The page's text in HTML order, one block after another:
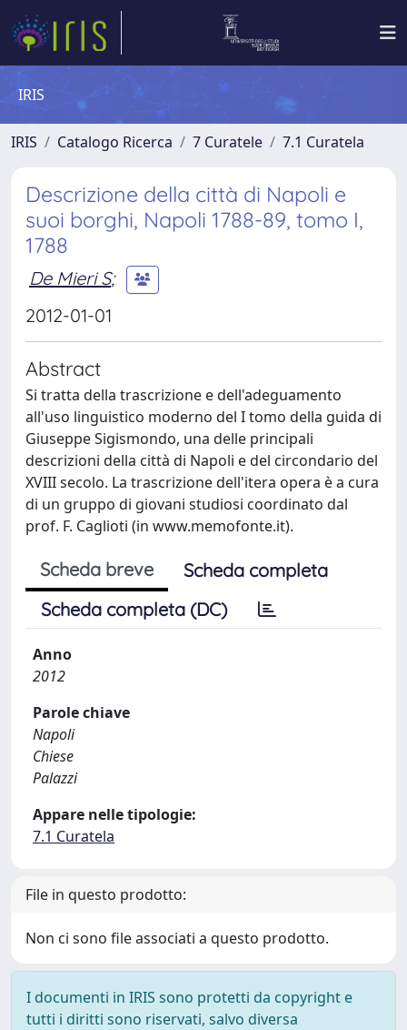
IRIS
IRIS Catalogo Ricerca 7 Curatele 7.1 Curatela
Descrizione della città di Napoli e
suoi borghi, Napoli 1788-89, tomo I,
1788
De Mieri S;
2012-01-01
Abstract
Si tratta della trascrizione e dell'adeguamento
all'uso linguistico moderno del I tomo della guida di
Giuseppe Sigismondo, una delle principali
descrizioni della città di Napoli e del circondario del
XVIII secolo. La trascrizione dell'itera opera è a cura
di un gruppo di giovani studiosi coordinato dal
prof. F. Caglioti (in www.memofonte.it).
Scheda breve
Scheda completa
Scheda completa (DC)
Anno
2012
Parole chiave
Napoli
Chiese
Palazzi
Appare nelle tipologie:
7.1 Curatela
File in questo prodotto:
Non ci sono file associati a questo prodotto.
I documenti in IRIS sono protetti da copyright e
tutti i diritti sono riservati, salvo diversa